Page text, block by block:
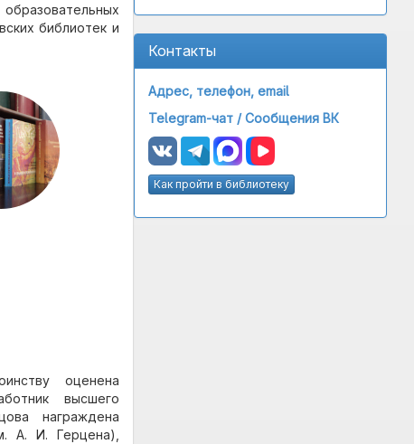
Контакты
Адрес, телефон, email
Telegram-чат /Сообщения ВК
Как пройти в библиотеку
библиотек и
оценена
высшего
награждена
А. И. Герцена),